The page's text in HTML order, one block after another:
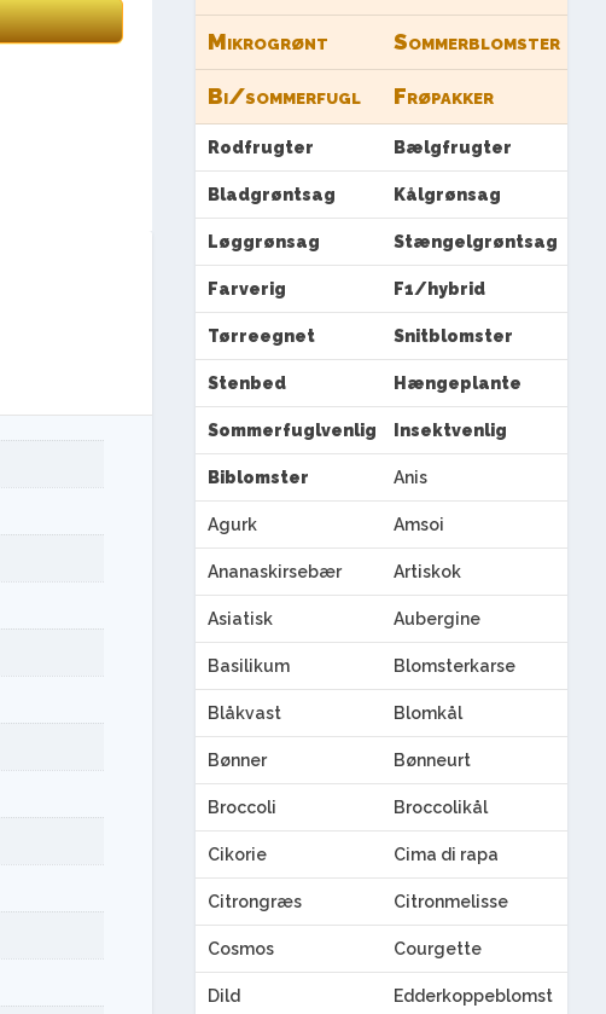
Mikrogrønt Sommerblomster
Bi/sommerfugl Frøpakker
Rodfrugter Bælgfrugter
Bladgrøntsag Kålgrønsag
Løggrønsag Stængelgrøntsag
Farverig F1/hybrid
Tørreegnet Snitblomster
Stenbed Hængeplante
Sommerfuglvenlig Insektvenlig
Biblomster Anis
Agurk Amsoi
Ananaskirsebær Artiskok
Asiatisk Aubergine
Basilikum Blomsterkarse
Blåkvast Blomkål
Bønner Bønneurt
Broccoli Broccolikål
Cikorie Cima di rapa
Citrongræs Citronmelisse
Cosmos Courgette
Dild Edderkoppeblomst